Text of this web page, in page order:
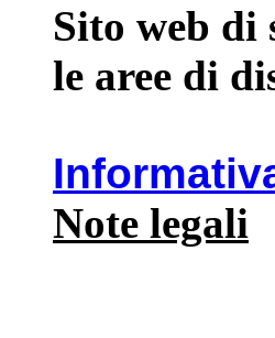
Sito web di
le aree di
Note legali